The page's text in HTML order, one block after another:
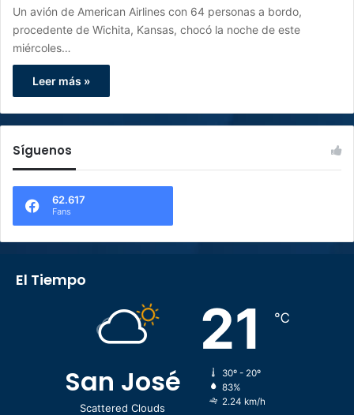
Un avión de American Airlines con 64 personas a bordo,
procedente de Wichita, Kansas, chocó la noche de este
miércoles…
Leer más »
Síguenos
62.617
Fans
El Tiempo
San José
Scattered Clouds
21 ℃
30º - 20º
83%
2.24 km/h